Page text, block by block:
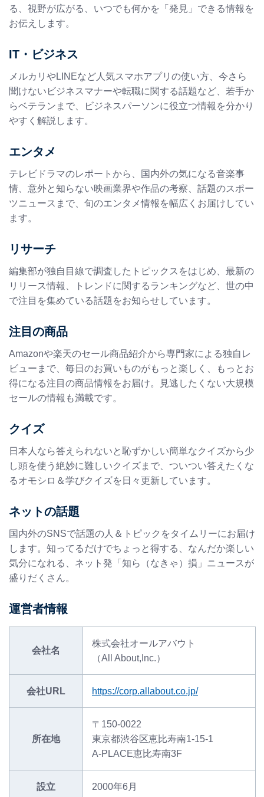
る、視野が広がる、いつでも何かを「発見」できる情報を
お伝えします。
IT・ビジネス
メルカリやLINEなど人気スマホアプリの使い方、今さら
聞けないビジネスマナーや転職に関する話題など、若手か
らベテランまで、ビジネスパーソンに役立つ情報を分かり
やすく解説します。
エンタメ
テレビドラマのレポートから、国内外の気になる音楽事
情、意外と知らない映画業界や作品の考察、話題のスポー
ツニュースまで、旬のエンタメ情報を幅広くお届けしてい
ます。
リサーチ
編集部が独自目線で調査したトピックスをはじめ、最新の
リリース情報、トレンドに関するランキングなど、世の中
で注目を集めている話題をお知らせしています。
注目の商品
Amazonや楽天のセール商品紹介から専門家による独自レ
ビューまで、毎日のお買いものがもっと楽しく、もっとお
得になる注目の商品情報をお届け。見逃したくない大規模
セールの情報も満載です。
クイズ
日本人なら答えられないと恥ずかしい簡単なクイズから少
し頭を使う絶妙に難しいクイズまで、ついつい答えたくな
るオモシロ＆学びクイズを日々更新しています。
ネットの話題
国内外のSNSで話題の人＆トピックをタイムリーにお届け
します。知ってるだけでちょっと得する、なんだか楽しい
気分になれる、ネット発「知ら（なきゃ）損」ニュースが
盛りだくさん。
運営者情報
会社名
株式会社オールアバウト
（All About,Inc.）
会社URL https://corp.allabout.co.jp/
所在地
〒150-0022
東京都渋谷区恵比寿南1-15-1
A-PLACE恵比寿南3F
設立 2000年6月